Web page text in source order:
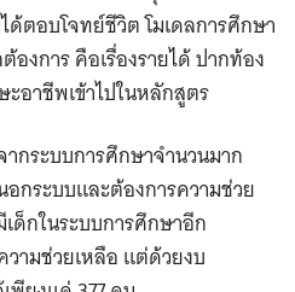
ด้ตอบโจทย์ชีวิต โมเดลการศึกษา
งการ คือเรื่องรายได้ ปากท้อง
อาชีพเข้าไปในหลักสูตร
กระบบการศึกษาจำนวนมาก
อกระบบและต้องการความช่วย
ด็กในระบบการศึกษาอีก
ามช่วยเหลือ แต่ด้วยงบ